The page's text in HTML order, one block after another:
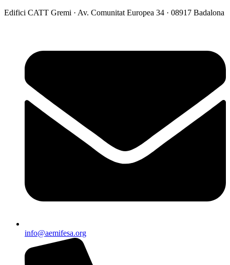
Vés
Edifici CATT Gremi · Av. Comunitat Europea 34 · 08917 Badalona
info@aemifesa.org